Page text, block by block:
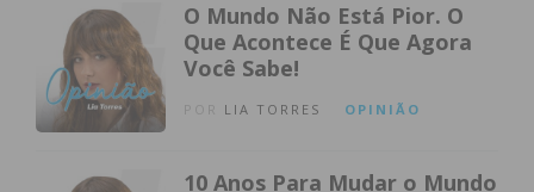
O Mundo Não Está Pior. O
Que Acontece É Que Agora
Você Sabe!
LIA TORRES OPINIÃO
10 Anos Para Mudar o Mundo